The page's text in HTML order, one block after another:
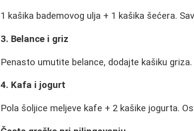
1 kašika bademovog ulja + 1 kašika šećera.
3. Belance i griz
Penasto umutite belance, dodajte kašiku
4. Kafa i jogurt
Pola šoljice meljeve kafe + 2 kašike jogurta.